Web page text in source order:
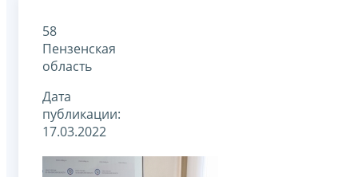
58
Пензенская
область
Дата
публикации:
17.03.2022